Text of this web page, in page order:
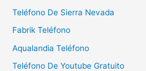
Teléfono De Sierra Nevada
Fabrik Teléfono
Aqualandia Teléfono
Teléfono De Youtube Gratuito